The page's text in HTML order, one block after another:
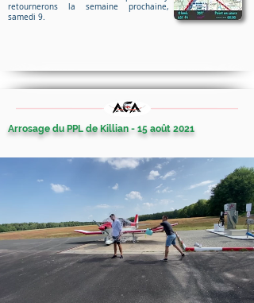
retournerons la semaine prochaine,
samedi 9.
Arrosage du PPL de Killian - 15 août 2021